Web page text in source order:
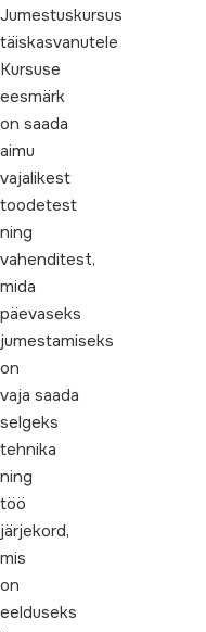
Jumestuskursus
täiskasvanutele
Kursuse
eesmärk
on saada
aimu
vajalikest
toodetest
ning
vahenditest,
mida
päevaseks
jumestamiseks
on
vaja saada
selgeks
tehnika
ning
töö
järjekord,
mis
on
eelduseks